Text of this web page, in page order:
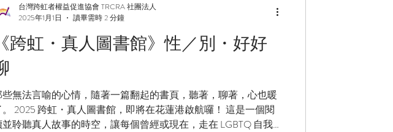
《跨虹・真人圖書館》性／別・好好
無法言喻的心情，隨著一篇翻起的書頁，聽著，聊著，心也暖
。 2025 跨虹・真人圖書館，即將在花蓮港啟航囉！ 這是一個閱
聆聽真人故事的時空，讓每個曾經或現在，走在 LGBTQ 自我認
台灣跨虹者權益促進協會 TRCRA 社團法人
2025年1月1日
讀畢需時 2 分鐘